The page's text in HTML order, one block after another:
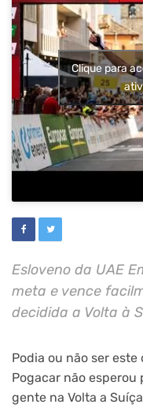
Clique para
Esloveno da UAE
meta e vence
decidida a Volta à
Podia ou não ser
Pogacar não esperou
gente na Volta a